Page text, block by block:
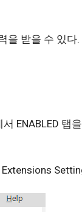
을 받을 수 있다.
ENABLED 탭